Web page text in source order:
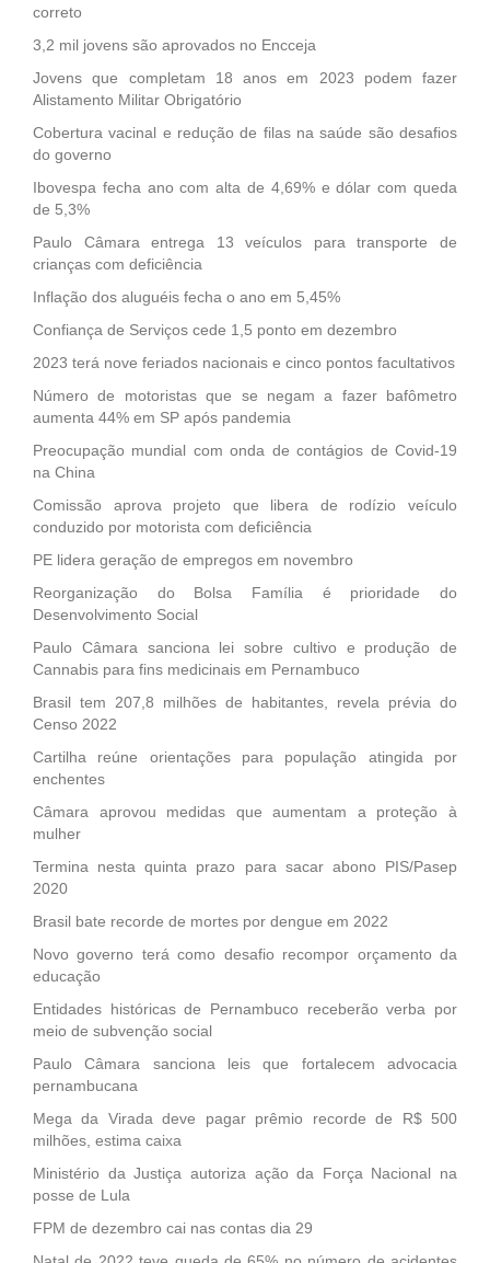
correto
3,2 mil jovens são aprovados no Encceja
Jovens que completam 18 anos em 2023 podem fazer
Alistamento Militar Obrigatório
Cobertura vacinal e redução de filas na saúde são desafios
do governo
Ibovespa fecha ano com alta de 4,69% e dólar com queda
de 5,3%
Paulo Câmara entrega 13 veículos para transporte de
crianças com deficiência
Inflação dos aluguéis fecha o ano em 5,45%
Confiança de Serviços cede 1,5 ponto em dezembro
2023 terá nove feriados nacionais e cinco pontos facultativos
Número de motoristas que se negam a fazer bafômetro
aumenta 44% em SP após pandemia
Preocupação mundial com onda de contágios de Covid-19
na China
Comissão aprova projeto que libera de rodízio veículo
conduzido por motorista com deficiência
PE lidera geração de empregos em novembro
Reorganização do Bolsa Família é prioridade do
Desenvolvimento Social
Paulo Câmara sanciona lei sobre cultivo e produção de
Cannabis para fins medicinais em Pernambuco
Brasil tem 207,8 milhões de habitantes, revela prévia do
Censo 2022
Cartilha reúne orientações para população atingida por
enchentes
Câmara aprovou medidas que aumentam a proteção à
mulher
Termina nesta quinta prazo para sacar abono PIS/Pasep
2020
Brasil bate recorde de mortes por dengue em 2022
Novo governo terá como desafio recompor orçamento da
educação
Entidades históricas de Pernambuco receberão verba por
meio de subvenção social
Paulo Câmara sanciona leis que fortalecem advocacia
pernambucana
Mega da Virada deve pagar prêmio recorde de R$ 500
milhões, estima caixa
Ministério da Justiça autoriza ação da Força Nacional na
posse de Lula
FPM de dezembro cai nas contas dia 29